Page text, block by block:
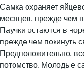
Самка охраняет
месяцев, прежде чем
Паучки остаются в
прежде чем покинуть
Предположительно,
потомство. Молодые